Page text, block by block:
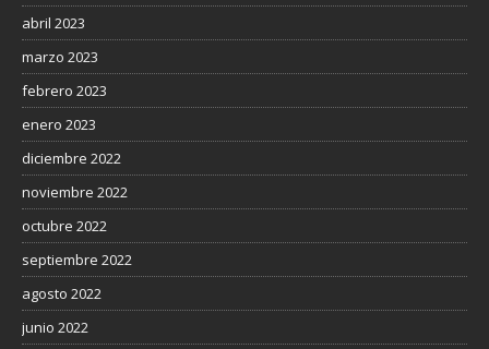
abril 2023
marzo 2023
febrero 2023
enero 2023
diciembre 2022
noviembre 2022
octubre 2022
septiembre 2022
agosto 2022
junio 2022